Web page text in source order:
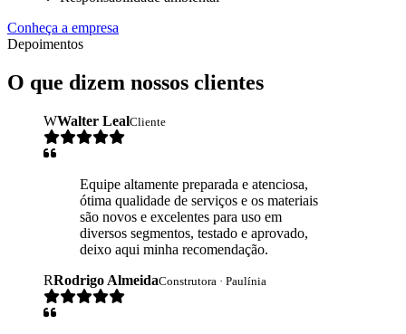
Conheça a empresa
Depoimentos
O que dizem nossos clientes
WWalter LealCliente
Equipe altamente preparada e atenciosa,
ótima qualidade de serviços e os materiais
são novos e excelentes para uso em
diversos segmentos, testado e aprovado,
deixo aqui minha recomendação.
RRodrigo AlmeidaConstrutora · Paulínia